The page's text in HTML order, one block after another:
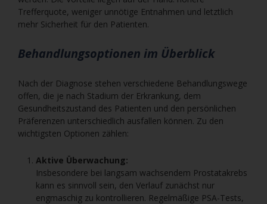
Trefferquote, weniger unnötige Entnahmen und letztlich
mehr Sicherheit für den Patienten.
Behandlungsoptionen im Überblick
Nach der Diagnose stehen verschiedene Behandlungswege
offen, die je nach Stadium der Erkrankung, dem
Gesundheitszustand des Patienten und den persönlichen
Präferenzen unterschiedlich ausfallen können. Zu den
wichtigsten Optionen zählen:
Aktive Überwachung:
Insbesondere bei langsam wachsendem Prostatakrebs
kann es sinnvoll sein, den Verlauf zunächst nur
engmaschig zu kontrollieren. Regelmäßige PSA-Tests,